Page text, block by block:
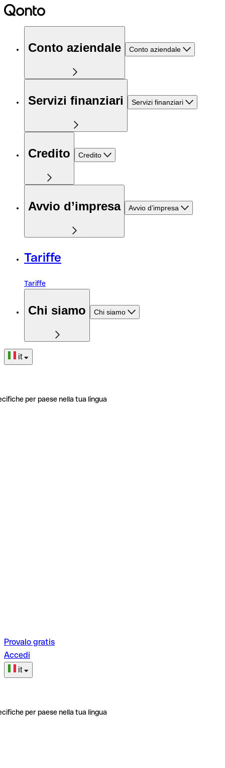
Conto aziendale Conto aziendale
Servizi finanziari Servizi finanziari
Credito Credito
Avvio d’impresa Avvio d’impresa
Tariffe
Tariffe
Chi siamo Chi siamo
it
per paese nella tua lingua
Provalo gratis
Accedi
it
per paese nella tua lingua